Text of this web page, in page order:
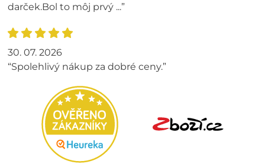
darček.Bol to môj prvý ...”
30. 07. 2026
“Spolehlivý nákup za dobré ceny.”